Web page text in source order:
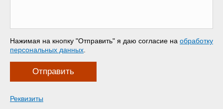
Нажимая на кнопку "Отправить" я даю согласие на обработку
персональных данных
Отправить
Реквизиты